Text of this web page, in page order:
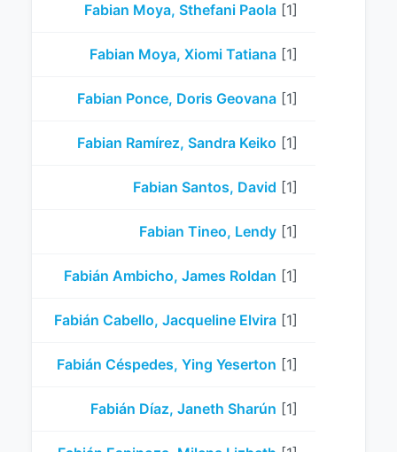
Fabian Moya, Sthefani Paola [1]
Fabian Moya, Xiomi Tatiana [1]
Fabian Ponce, Doris Geovana [1]
Fabian Ramírez, Sandra Keiko [1]
Fabian Santos, David [1]
Fabian Tineo, Lendy [1]
Fabián Ambicho, James Roldan [1]
Fabián Cabello, Jacqueline Elvira [1]
Fabián Céspedes, Ying Yeserton [1]
Fabián Díaz, Janeth Sharún [1]